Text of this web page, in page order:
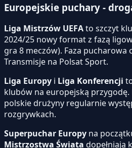
Europejskie puchary -
Liga Mistrzów UEFAto szczyt
2024/25 nowy format z fazą
gra 8 meczów). Faza pucharowa
Transmisje na Polsat Sport.
Liga Europy i Liga Konferencji
klubów na europejską przygodę.
polskie drużyny regularnie
rozgrywkach.
Superpuchar Europy na
Mistrzostwa Świata dopełniają